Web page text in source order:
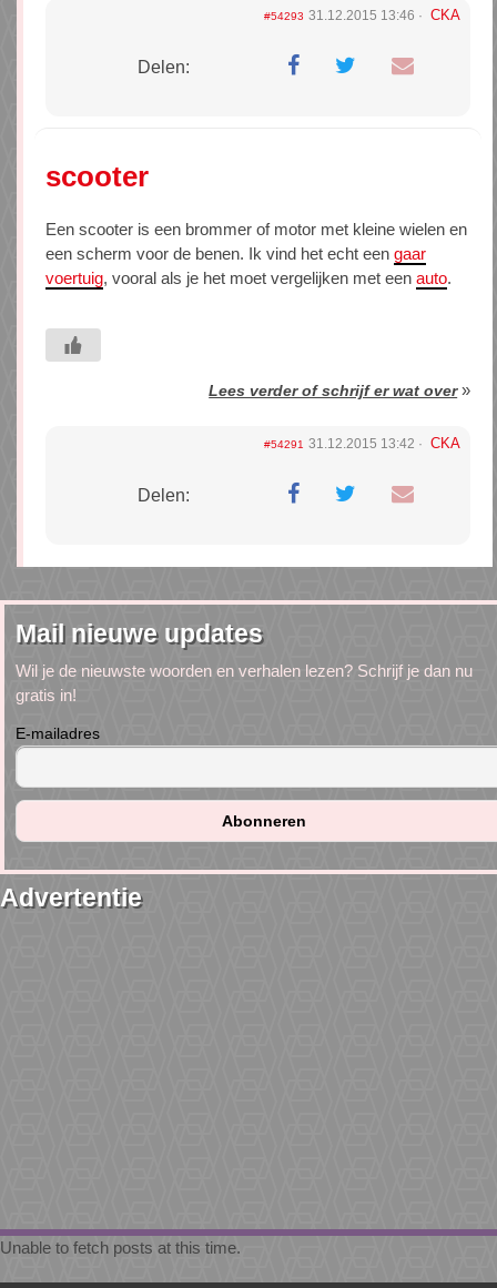
#54293 31.12.2015 13:46 CKA
Delen:
scooter
Een scooter is een brommer of motor met kleine wielen en
een scherm voor de benen. Ik vind het echt een gaar
voertuig, vooral als je het moet vergelijken met een auto.
Lees verder of schrijf er wat over»
#54291 31.12.2015 13:42 CKA
Delen:
Mail nieuwe updates
Wil je de nieuwste woorden en verhalen lezen? Schrijf je dan nu
gratis in!
E-mailadres
Advertentie
Unable to fetch posts at this time.